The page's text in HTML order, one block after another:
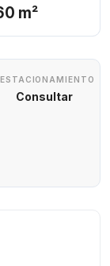
m²
ESTACIONAMIENTO
Consultar